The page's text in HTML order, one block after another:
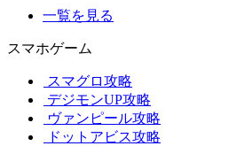
一覧を見る
スマホゲーム
スマグロ攻略
デジモンUP攻略
ヴァンピール攻略
ドットアビス攻略